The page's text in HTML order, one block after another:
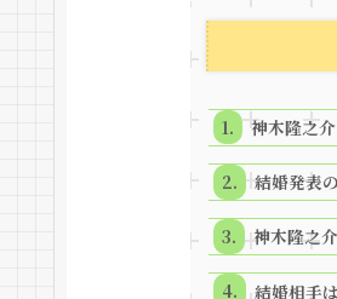
神木隆之
結婚発表
神木隆之
結婚相手